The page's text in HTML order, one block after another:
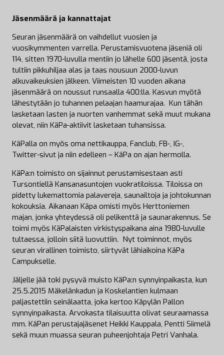
Jäsenmäärä ja kannattajat
Seuran jäsenmäärä on vaihdellut vuosien ja
vuosikymmenten varrella. Perustamisvuotena jäseniä oli
114, sitten 1970-luvulla mentiin jo lähelle 600 jäsentä, josta
tultiin pikkuhiljaa alas ja taas nousuun 2000-luvun
alkuvaikeuksien jälkeen. Viimeisten 10 vuoden aikana
jäsenmäärä on noussut runsaalla 400:lla. Kasvun myötä
lähestytään jo tuhannen pelaajan haamurajaa. Kun tähän
lasketaan lasten ja nuorten vanhemmat sekä muut mukana
olevat, niin KäPa-aktiivit lasketaan tuhansissa.
KäPalla on myös oma nettikauppa, Fanclub, FB-, IG-,
Twitter-sivut ja niin edelleen – KäPa on ajan hermolla.
KäPa:n toimisto on sijainnut perustamisestaan asti
Tursontiellä Kansanasuntojen vuokratiloissa. Tiloissa on
pidetty lukemattomia palavereja, saunailtoja ja johtokunnan
kokouksia. Aikanaan Käpa omisti myös Herttoniemen
majan, jonka yhteydessä oli pelikenttä ja saunarakennus. Se
toimi myös KäPalaisten virkistyspaikana aina 1980-luvulle
tultaessa, jolloin siitä luovuttiin. Nyt toiminnot, myös
seuran virallinen toimisto, siirtyvät lähiaikoina KäPa
Campukselle.
Jäljelle jää toki pysyvä muisto KäPa:n synnyinpaikasta, kun
25.5.2015 Mäkelänkadun ja Koskelantien kulmaan
paljastettiin seinälaatta, joka kertoo Käpylän Pallon
synnyinpaikasta. Arvokasta tilaisuutta olivat seuraamassa
mm. KäPan perustajajäsenet Heikki Kauppala, Pentti Siimelä
sekä muun muassa seuran puheenjohtaja Petri Vanhala.